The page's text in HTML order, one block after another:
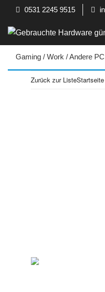
0531 2245 9515
Gaming / Work / Andere PC
Zurück zur ListeStartseite